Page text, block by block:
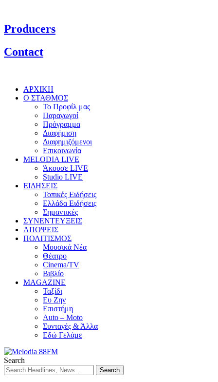
Producers
Contact
ΑΡΧΙΚΗ
Ο ΣΤΑΘΜΟΣ
Το Προφίλ μας
Παραγωγοί
Πρόγραμμα
Διαφήμιση
Διαφημιζόμενοι
Επικοινωνία
MELODIA LIVE
Άκουσε LIVE
Studio LIVE
ΕΙΔΗΣΕΙΣ
Τοπικές Ειδήσεις
Ελλάδα Ειδήσεις
Σημαντικές
ΣΥΝΕΝΤΕΥΞΕΙΣ
ΑΠΟΨΕΙΣ
ΠΟΛΙΤΙΣΜΟΣ
Μουσικά Νέα
Θέατρο
Cinema/TV
Βιβλίο
MAGAZINE
Ταξίδι
Ευ Ζην
Επιστήμη
Auto – Moto
Συνταγές & Άλλα
Εδώ Γελάμε
Search